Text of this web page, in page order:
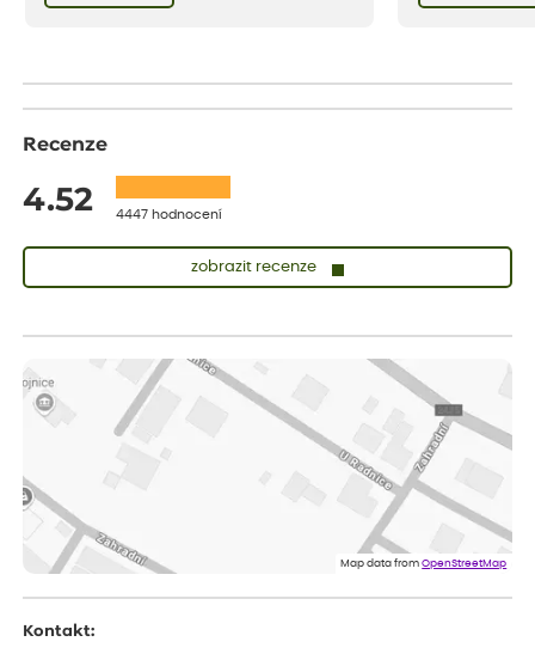
bezstarostnosti dětství při mlsání babiččina
Recenze
4.52 4447 hodnocení
zobrazit recenze
vše v naprostém pořádku
ověřený nákup
Jana
Flos je nejlepší &#129321;
Map data fromOpenStreetMap
Kontakt: